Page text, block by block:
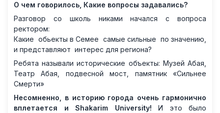
О чем говорилось, Какие вопросы задавались?
Разговор со школь никами начался с вопроса
ректором:
Какие обьекты в Семее самые сильные по значению,
и представляют интерес для региона?
Ребята называли исторические объекты: Музей Абая,
Театр Абая, подвесной мост, памятник «Сильнее
Смерти»
Несомненно, в историю города очень гармонично
вплетается и Shakarim University! И это было